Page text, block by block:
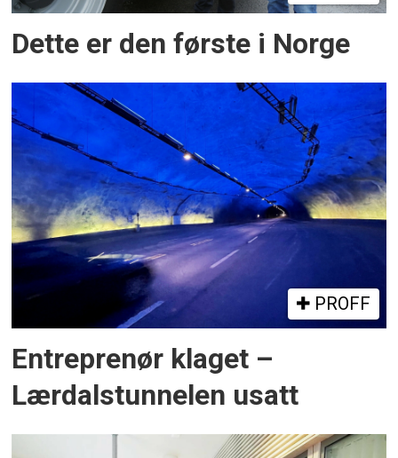
Dette er den første i Norge
PROFF
Entreprenør klaget –
Lærdalstunnelen usatt